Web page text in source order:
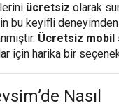
ücretsiz olarak
bu keyifli
Ücretsiz mobil
için harika bir
Nasıl